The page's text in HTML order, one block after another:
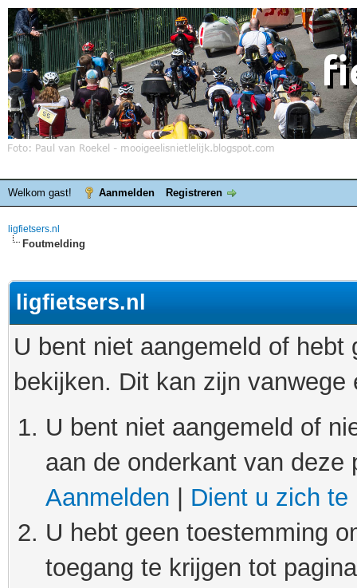
Welkom gast! Aanmelden Registreren
ligfietsers.nl
Foutmelding
ligfietsers.nl
U bent niet aangemeld of
bekijken. Dit kan zijn
U bent niet aangemeld of
aan de onderkant van
Aanmelden
Dient u zich te
U hebt geen toestemming
toegang te krijgen tot